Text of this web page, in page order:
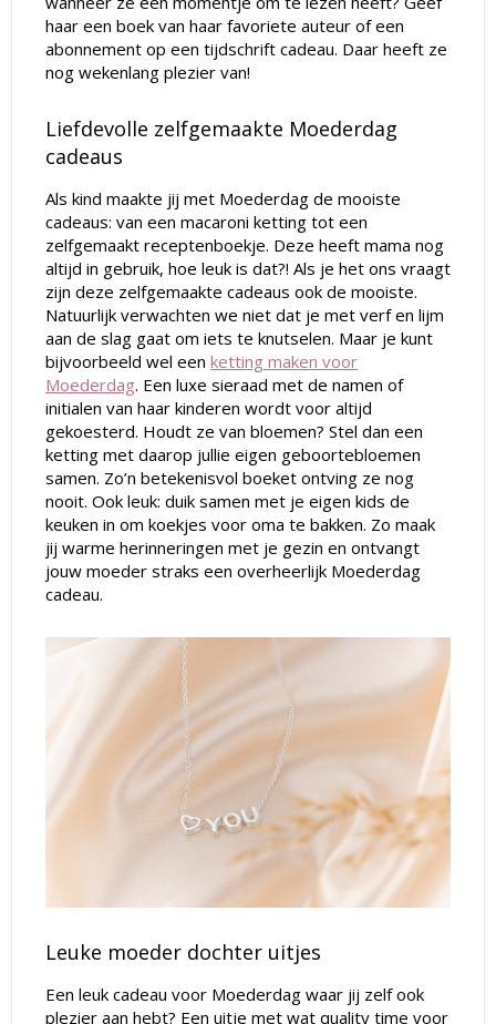
haar een boek van haar favoriete auteur of een
abonnement op een tijdschrift cadeau. Daar heeft ze
nog wekenlang plezier van!
Liefdevolle zelfgemaakte Moederdag
cadeaus
Als kind maakte jij met Moederdag de mooiste
cadeaus: van een macaroni ketting tot een
zelfgemaakt receptenboekje. Deze heeft mama nog
altijd in gebruik, hoe leuk is dat?! Als je het ons vraagt
zijn deze zelfgemaakte cadeaus ook de mooiste.
Natuurlijk verwachten we niet dat je met verf en lijm
aan de slag gaat om iets te knutselen. Maar je kunt
bijvoorbeeld wel een ketting maken voor
Moederdag. Een luxe sieraad met de namen of
initialen van haar kinderen wordt voor altijd
gekoesterd. Houdt ze van bloemen? Stel dan een
ketting met daarop jullie eigen geboortebloemen
samen. Zo’n betekenisvol boeket ontving ze nog
nooit. Ook leuk: duik samen met je eigen kids de
keuken in om koekjes voor oma te bakken. Zo maak
jij warme herinneringen met je gezin en ontvangt
jouw moeder straks een overheerlijk Moederdag
cadeau.
Leuke moeder dochter uitjes
Een leuk cadeau voor Moederdag waar jij zelf ook
plezier aan hebt? Een uitje met wat quality time voor